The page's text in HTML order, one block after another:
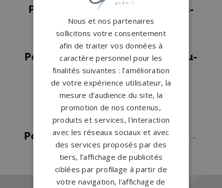
Pompes funèbres Noyelles-sous-
Lens→
Pompes funèbres Oignies
Pompes funèbres Saint-Martin-au-
Laërt →
Pompes funèbres Sainte-
Catherine→
Pompes funèbres Samer→
Pompes funèbres Vendin Le Vieil
→
Nous et nos partenaires
sollicitons votre consentement
afin de traiter vos données à
caractère personnel pour les
finalités suivantes : l’amélioration
de votre expérience utilisateur, la
mesure d’audience du site, la
promotion de nos contenus,
produits et services, l'interaction
avec les réseaux sociaux et avec
des services proposés par des
tiers, l’affichage de publicités
ciblées par profilage à partir de
votre navigation, l'affichage de